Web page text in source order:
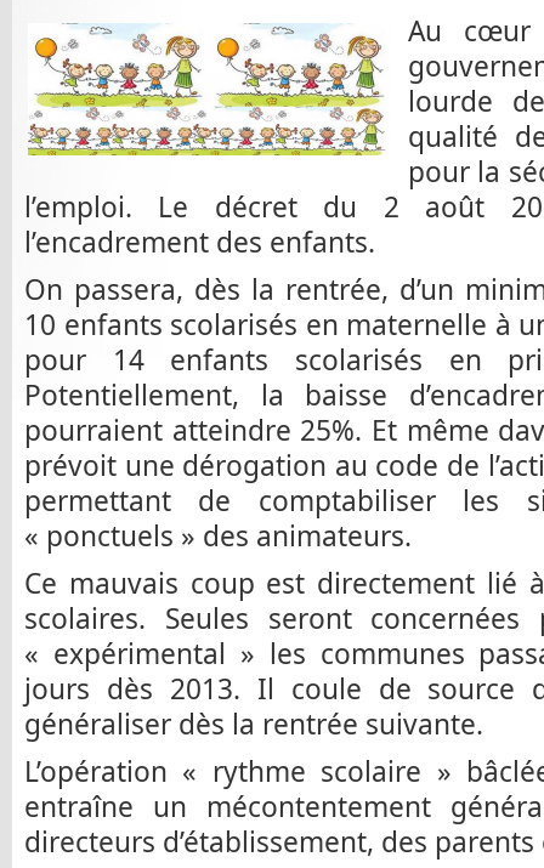
Au cœur
lourde
qualité
pour la
l’emploi. Le décret du 2 août
l’encadrement des enfants.
On passera, dès la rentrée, d’un
10 enfants scolarisés en maternelle à
pour 14 enfants scolarisés en
Potentiellement, la baisse
pourraient atteindre 25%. Et même
prévoit une dérogation au code de
permettant de comptabiliser les
« ponctuels » des animateurs.
Ce mauvais coup est directement lié
scolaires. Seules seront
« expérimental » les communes
jours dès 2013. Il coule de source
généraliser dès la rentrée suivante.
L’opération « rythme scolaire »
entraîne un mécontentement
directeurs d’établissement, des